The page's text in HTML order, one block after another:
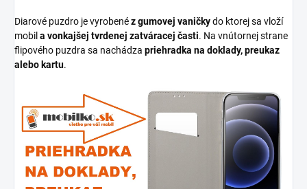
Diarové puzdro je vyrobenéz gumovej vaničkydo ktorej sa vloží
mobil a vonkajšej tvrdenej zatváracej časti. Na vnútornej strane
flipového puzdra sa nachádza priehradka na doklady, preukaz
alebo kartu.